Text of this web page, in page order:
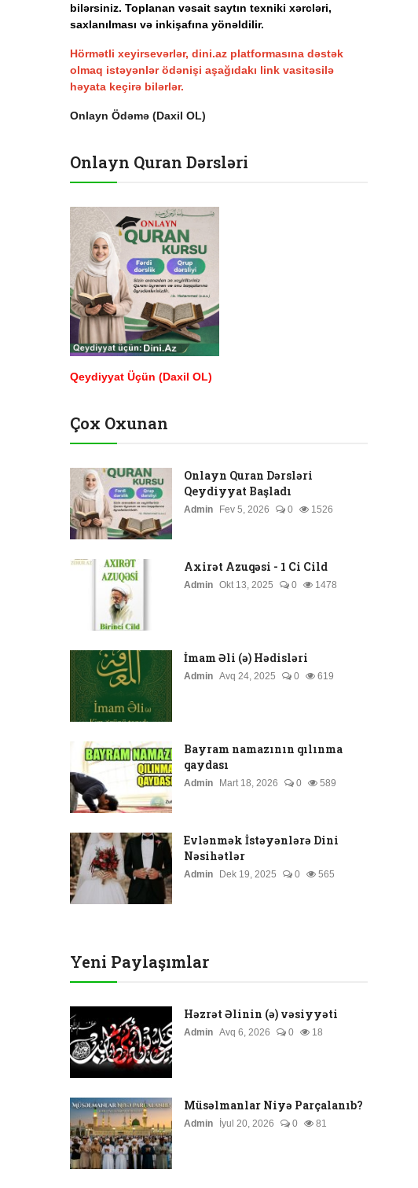
bilərsiniz. Toplanan vəsait saytın texniki xərcləri,
saxlanılması və inkişafına yönəldilir.
Hörmətli xeyirsevərlər, dini.az platformasına dəstək
olmaq istəyənlər ödənişi aşağıdakı link vasitəsilə
həyata keçirə bilərlər.
Onlayn Ödəmə (Daxil OL)
Onlayn Quran Dərsləri
Qeydiyyat Üçün (Daxil OL)
Çox Oxunan
Onlayn Quran Dərsləri
Qeydiyyat Başladı
Admin Fev 5, 2026 0 1526
Axirət Azuqəsi - 1 Ci Cild
Admin Okt 13, 2025 0 1478
İmam Əli (ə) Hədisləri
Admin Avq 24, 2025 0 619
Bayram namazının qılınma
qaydası
Admin Mart 18, 2026 0 589
Evlənmək İstəyənlərə Dini
Nəsihətlər
Admin Dek 19, 2025 0 565
Yeni Paylaşımlar
Həzrət Əlinin (ə) vəsiyyəti
Admin Avq 6, 2026 0 18
Müsəlmanlar Niyə Parçalanıb?
Admin İyul 20, 2026 0 81